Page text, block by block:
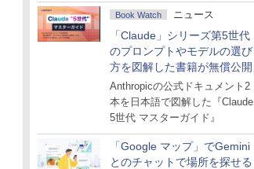
Book Watch ニュース
「Claude」シリーズ第5世代
のプロンプトやモデルの選び
方を図解した書籍が無償公開
Anthropicの公式ドキュメント2
本を日本語で図解した『Claude
5世代 マスターガイド』
「Google マップ」でGemini
とのチャットで場所を探せる